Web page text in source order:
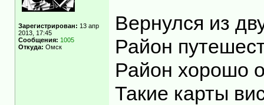
Зарегистрирован: 13 апр
2013, 17:45
Сообщения: 1005
Откуда: Омск
Вернулся из
Район
Район хорошо
Такие карты